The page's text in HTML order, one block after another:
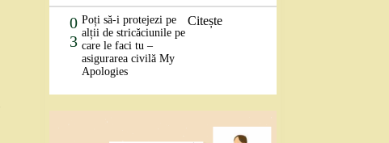
0
3
Poți să-i protejezi pe
alții de stricăciunile pe
care le faci tu –
asigurarea civilă My
Apologies
Citește